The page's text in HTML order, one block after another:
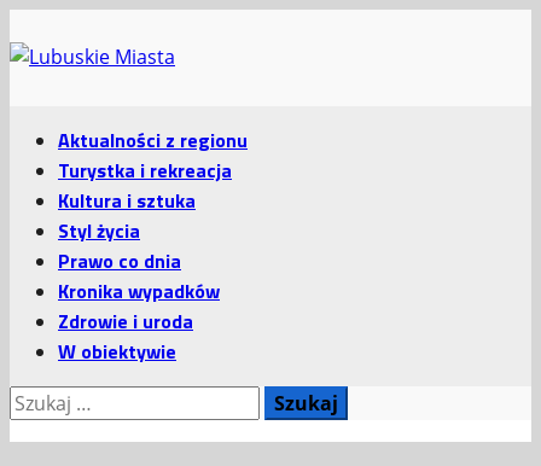
do
Menu
główne
Aktualności z regionu
Turystka i rekreacja
Kultura i sztuka
Styl życia
Prawo co dnia
Kronika wypadków
Zdrowie i uroda
W obiektywie
Szukaj: